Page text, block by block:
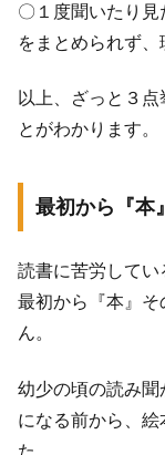
〇１度聞いたり
をまとめられず、
以上、ざっと３
とがわかります。
最初から『本
読書に苦労してい
最初から『本』
ん。
幼少の頃の読み聞
になる前から、
た。